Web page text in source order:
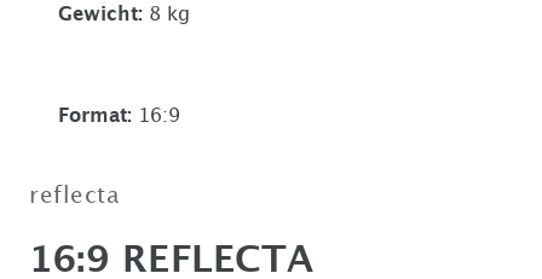
Gewicht: 8 kg
Format: 16:9
reflecta
16:9 REFLECTA